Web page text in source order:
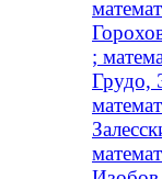
;
Грудо,